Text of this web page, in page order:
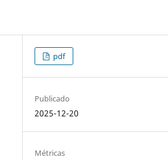
pdf
Publicado
2025-12-20
Métricas